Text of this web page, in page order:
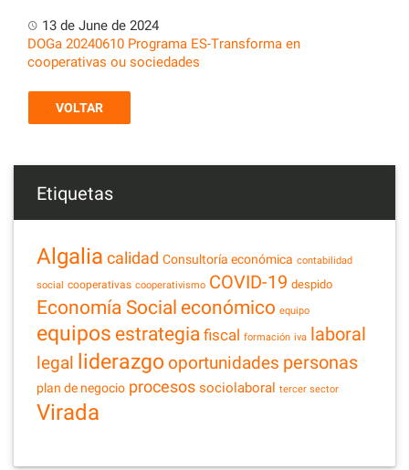
13 de June de 2024
DOGa 20240610 Programa ES-Transforma en
cooperativas ou sociedades
VOLTAR
Etiquetas
Algalia calidad Consultoría económica contabilidad
social cooperativas cooperativismo COVID-19 despido
Economía Social económico equipo
equipos estrategia fiscal formación iva laboral
legal liderazgo oportunidades personas
plan de negocio procesos sociolaboral tercer sector
Virada